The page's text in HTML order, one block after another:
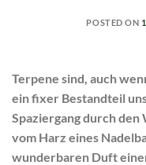
POSTED ON
Terpene sind, auch
ein fixer Bestandteil
Spaziergang durch
vom Harz eines
wunderbaren Duft